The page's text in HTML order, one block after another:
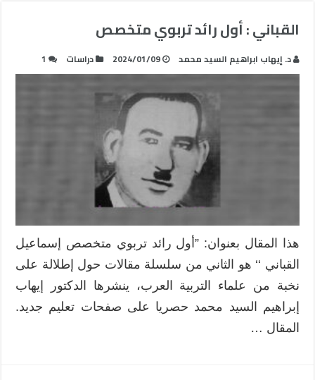
القباني : أول رائد تربوي متخصص
د. إيهاب ابراهيم السيد محمد 2024/01/09 دراسات 1
هذا المقال بعنوان: ”أول رائد تربوي متخصص إسماعيل
القباني ‘‘ هو الثاني من سلسلة مقالات حول إطلالة على
نخبة من علماء التربية العرب، ينشرها الدكتور إيهاب
إبراهيم السيد محمد حصريا على صفحات تعليم جديد.
المقال …